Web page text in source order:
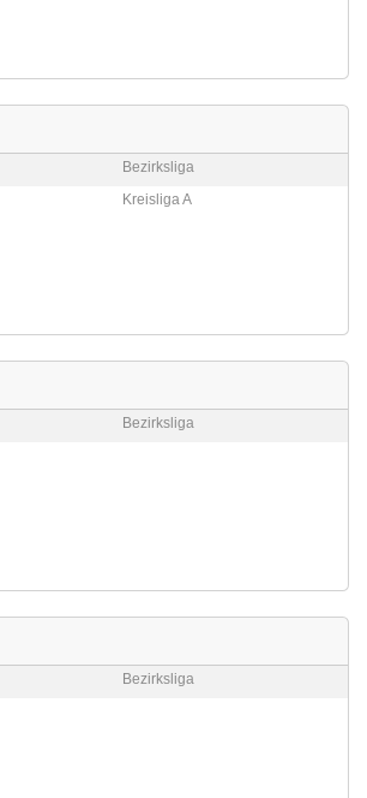
Bezirksliga
Kreisliga A
Bezirksliga
Bezirksliga